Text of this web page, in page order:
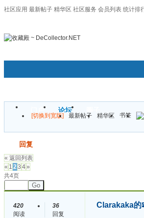
社区应用 最新帖子 精华区 社区服务 会员列表 统计排
门户 论坛
[切换到宽版] 最新帖子 精华区
书签
回复
« 返回列表
« 1 23 4»
共4页
Go
420
阅读
36
回复
Clarakaka的